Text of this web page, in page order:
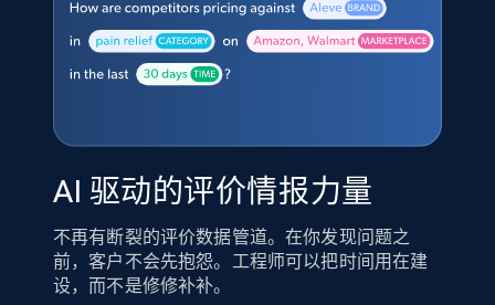
AI 驱动的评价情报力量
不再有断裂的评价数据管道。在你发现问题之
前，客户不会先抱怨。工程师可以把时间用在建
设，而不是修修补补。